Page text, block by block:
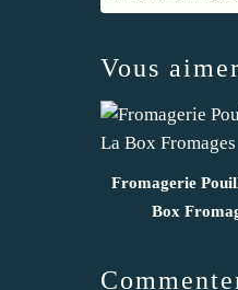
Vous
Fromagerie
Box